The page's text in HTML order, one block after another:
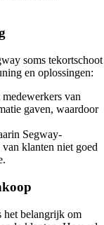
soms tekortschoot
en oplossingen:
van
gaven, waardoor
Segway-
klanten niet goed
het belangrijk om